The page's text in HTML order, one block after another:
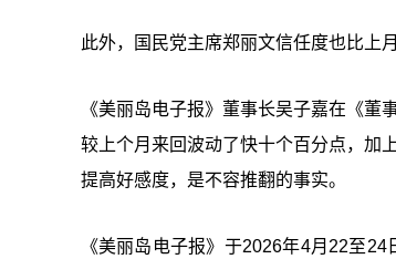
此外，国民党主席郑丽文信任度也比上
《美丽岛电子报》董事长吴子嘉在《
较上个月来回波动了快十个百分点，加
提高好感度，是不容推翻的事实。
《美丽岛电子报》于2026年4月22至